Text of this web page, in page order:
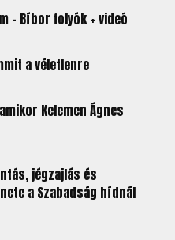
– Bíbor folyók + videó
a véletlenre
Kelemen Ágnes
jégzajlás és
a Szabadság hídnál